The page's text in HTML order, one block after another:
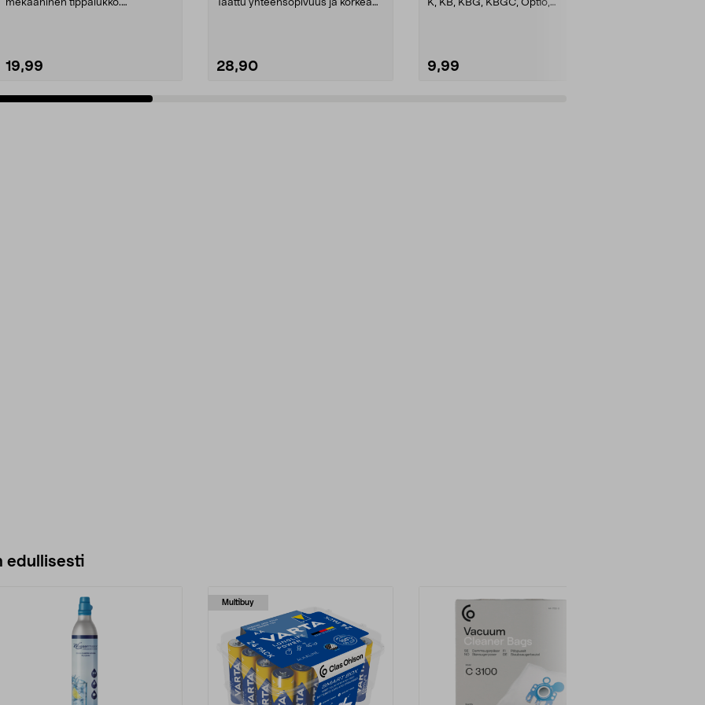
mekaaninen tippalukko.
19,99
Taattu yhteensopivuus ja korkea
28,90
K, KB, KBG, KBGC, Optio,
9,99
edullisesti
Multibuy